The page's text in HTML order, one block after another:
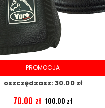
189.00 zł 239.00 zł
ZOBACZ WIĘCEJ
PROMOCJA
oszczędzasz: 30.00 zł
70.00 zł 100.00 zł